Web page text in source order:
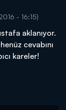
- 16:15)
aklanıyor.
cevabını
kareler!